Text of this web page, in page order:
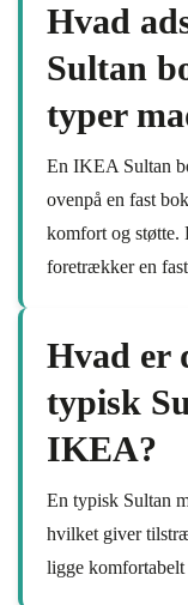
Hvad
Sultan
typer
En IKEA Sultan
ovenpå en fast
komfort og støtte.
foretrækker en
Hvad er
typisk
IKEA?
En typisk Sultan
hvilket giver
ligge komfortabelt